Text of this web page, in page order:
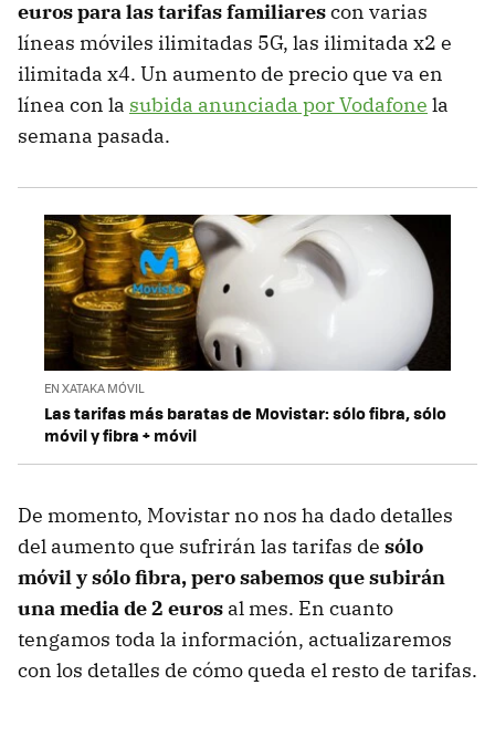
euros para las tarifas familiarescon varias
líneas móviles ilimitadas 5G, las ilimitada x2 e
ilimitada x4. Un aumento de precio que va en
línea con la subida anunciada por Vodafone la
semana pasada.
EN XATAKA MÓVIL
Las tarifas más baratas de Movistar: sólo fibra, sólo
móvil y fibra + móvil
De momento, Movistar no nos ha dado detalles
del aumento que sufrirán las tarifas de sólo
móvil y sólo fibra, pero sabemos que subirán
una media de 2 euros al mes. En cuanto
tengamos toda la información, actualizaremos
con los detalles de cómo queda el resto de tarifas.